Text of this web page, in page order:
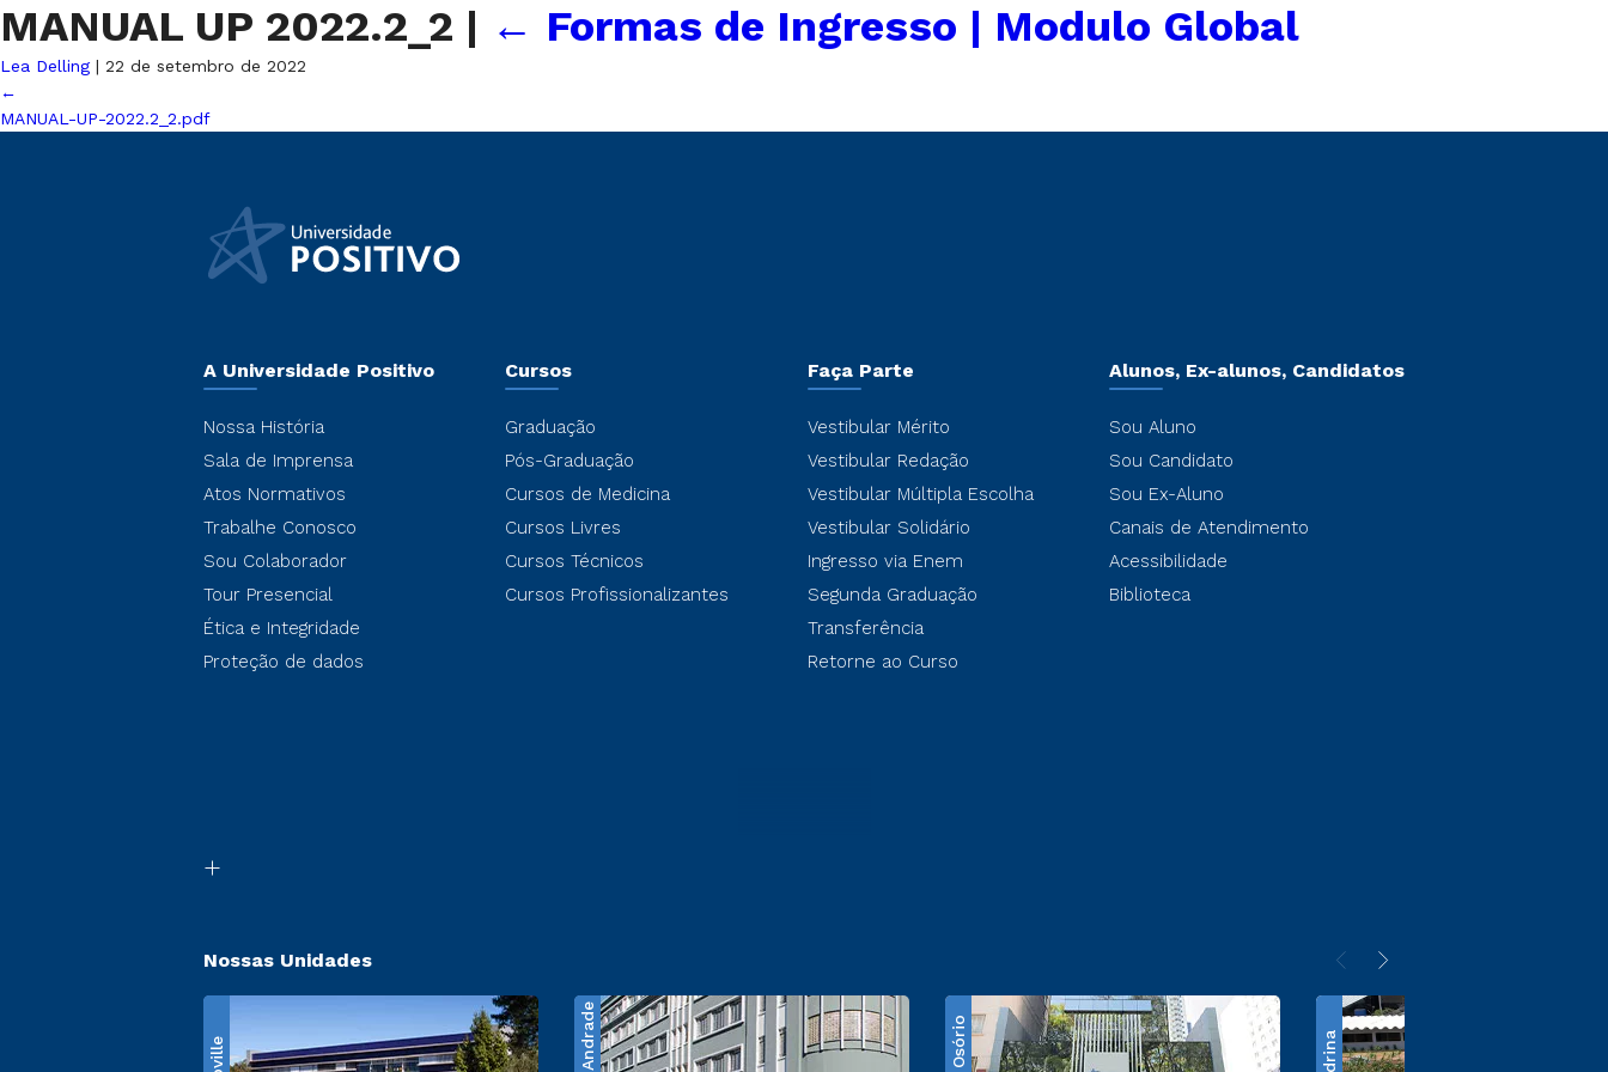
MANUAL UP 2022.2_2 | ← Formas de Ingresso | Modulo Global
Lea Delling | 22 de setembro de 2022
←
MANUAL-UP-2022.2_2.pdf
A Universidade Positivo
Nossa História
Sala de Imprensa
Atos Normativos
Trabalhe Conosco
Sou Colaborador
Tour Presencial
Ética e Integridade
Proteção de dados
Cursos
Graduação
Pós-Graduação
Cursos de Medicina
Cursos Livres
Cursos Técnicos
Cursos Profissionalizantes
Faça Parte
Vestibular Mérito
Vestibular Redação
Vestibular Múltipla Escolha
Vestibular Solidário
Ingresso via Enem
Segunda Graduação
Transferência
Retorne ao Curso
Alunos, Ex-alunos, Candidatos
Sou Aluno
Sou Candidato
Sou Ex-Aluno
Canais de Atendimento
Acessibilidade
Biblioteca
Nossas Unidades